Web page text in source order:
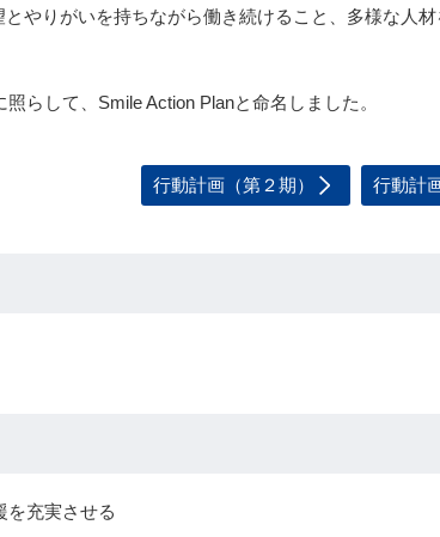
やりがいを持ちながら働き続けること、多様な人
らして、Smile Action Planと命名しました。
行動計画（第２期） 行動計
を充実させる